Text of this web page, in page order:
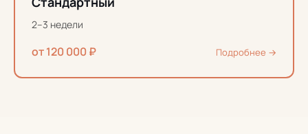
2–3 недели
от 120 000 ₽ Подробнее →